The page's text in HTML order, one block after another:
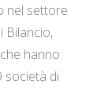
nel settore
Bilancio,
hanno
società di